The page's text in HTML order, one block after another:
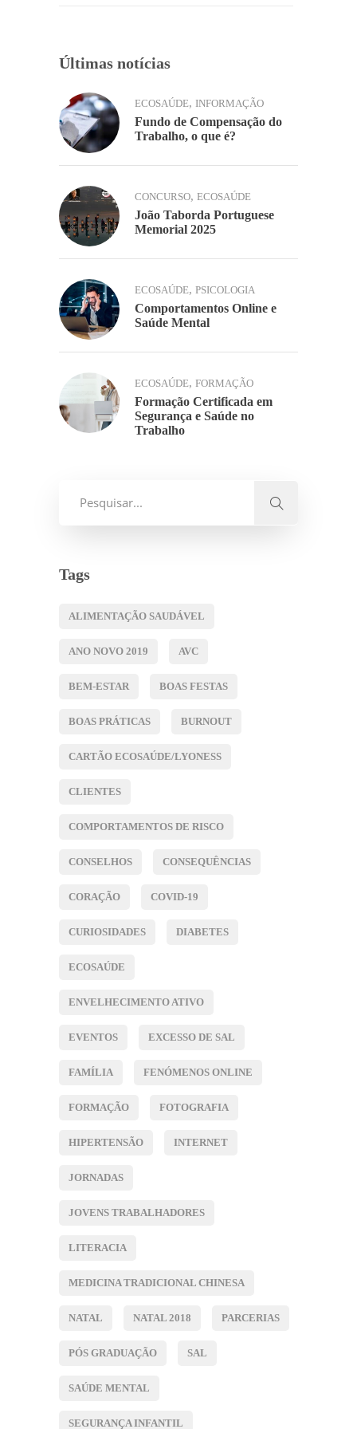
Últimas notícias
ECOSAÚDE, INFORMAÇÃO
Fundo de Compensação do
Trabalho, o que é?
CONCURSO, ECOSAÚDE
João Taborda Portuguese
Memorial 2025
ECOSAÚDE, PSICOLOGIA
Comportamentos Online e
Saúde Mental
ECOSAÚDE, FORMAÇÃO
Formação Certificada em
Segurança e Saúde no
Trabalho
Tags
ALIMENTAÇÃO SAUDÁVEL
ANO NOVO 2019 AVC
BEM-ESTAR BOAS FESTAS
BOAS PRÁTICAS BURNOUT
CARTÃO ECOSAÚDE/LYONESS
CLIENTES
COMPORTAMENTOS DE RISCO
CONSELHOS CONSEQUÊNCIAS
CORAÇÃO COVID-19
CURIOSIDADES DIABETES
ECOSAÚDE
ENVELHECIMENTO ATIVO
EVENTOS EXCESSO DE SAL
FAMÍLIA FENÓMENOS ONLINE
FORMAÇÃO FOTOGRAFIA
HIPERTENSÃO INTERNET
JORNADAS
JOVENS TRABALHADORES
LITERACIA
MEDICINA TRADICIONAL CHINESA
NATAL NATAL 2018 PARCERIAS
PÓS GRADUAÇÃO SAL
SAÚDE MENTAL
SEGURANÇA INFANTIL